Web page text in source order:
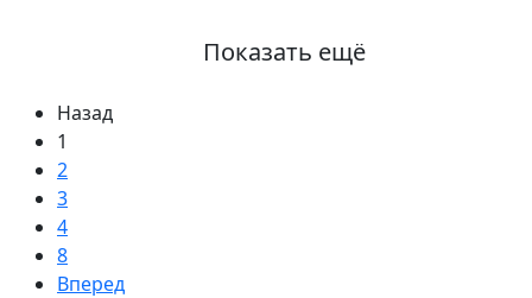
Показать ещё
Назад
1
2
3
4
8
Вперед